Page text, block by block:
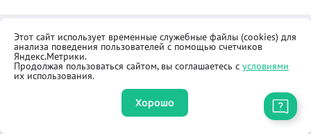
Контакты
Как купить
Общественная приёмная
Реквизиты
Оферта
Правила продажи товаров
Этот сайт использует временные служебные файлы (cookies) для
анализа поведения пользователей с помощью счетчиков
Яндекс.Метрики.
Продолжая пользоваться сайтом, вы соглашаетесь с условиями
их использования.
Хорошо